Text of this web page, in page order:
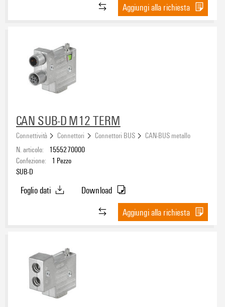
Aggiungi alla richiesta
CAN SUB-D M12 TERM
Connettività Connettori Connettori BUS
CAN-BUS metallo
N. articolo:
1555270000
Confezione:
1 Pezzo
SUB-D
Foglio dati
Download
Aggiungi alla richiesta